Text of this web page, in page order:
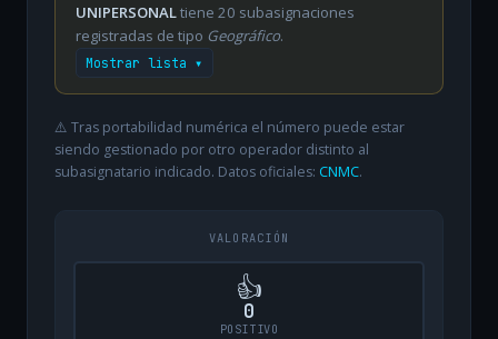
UNIPERSONALtiene 20 subasignaciones
registradas de tipo Geográfico.
Mostrar lista ▾
⚠️ Tras portabilidad numérica el número puede estar
siendo gestionado por otro operador distinto al
subasignatario indicado. Datos oficiales: CNMC.
VALORACIÓN
👍
0
POSITIVO